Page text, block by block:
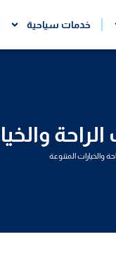
خدمات سياحية
المتنوعة